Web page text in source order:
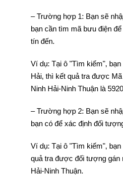
– Trường hợp 1: Bạn sẽ
bạn cần tìm mã bưu điện
tín đến.
Ví dụ: Tại ô "Tìm kiếm",
Hải, thì kết quả tra được
Ninh Hải-Ninh Thuận là
– Trường hợp 2: Bạn sẽ
bạn có để xác định đối
Ví dụ: Tại ô "Tìm kiếm",
quả tra được đối tượng gán
Hải-Ninh Thuận.